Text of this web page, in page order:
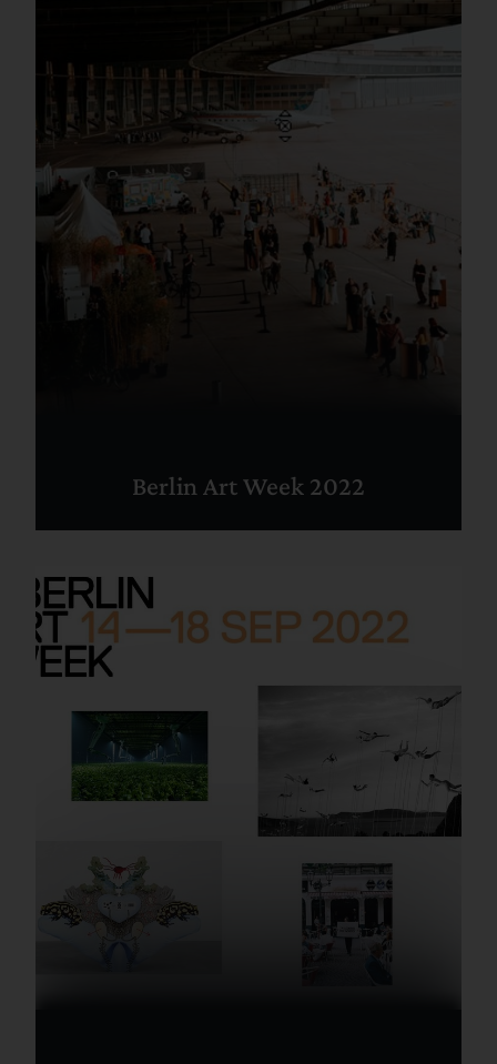
Berlin Art Week 2022